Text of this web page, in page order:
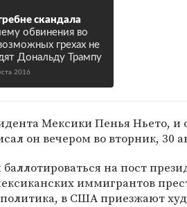
скандала
обвинения во
грехах не
Дональду Трампу
2016
Мексики Пенья Ньето, и
он вечером во вторник, 30
на пост
иммигрантов
в США приезжают